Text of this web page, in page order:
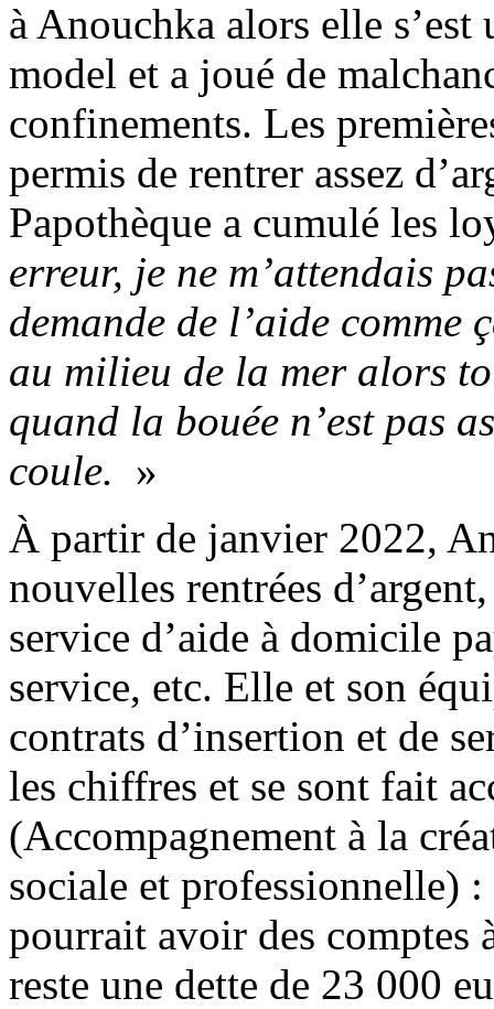
à Anouchka alors elle s’est
model et a joué de
confinements. Les
permis de rentrer assez
Papothèque a cumulé les
erreur, je ne m’attendais
demande de l’aide comme
au milieu de la mer alors
quand la bouée n’est pas
coule. »
À partir de janvier 2022,
nouvelles rentrées
service d’aide à domicile
service, etc. Elle et son
contrats d’insertion et de
les chiffres et se sont fait
(Accompagnement à la
sociale et professionnelle)
pourrait avoir des comptes
reste une dette de 23 000